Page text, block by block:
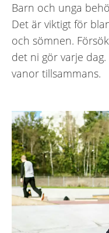
Barn och unga
Det är viktigt för
och sömnen.
det ni gör varje
vanor tillsammans.